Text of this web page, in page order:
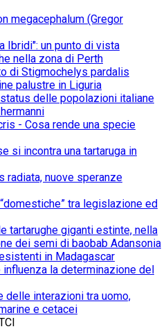
megacephalum (Gregor
Ibridi": un punto di vista
nella zona di Perth
di Stigmochelys pardalis
palustre in Liguria
delle popolazioni italiane
- Cosa rende una specie
si incontra una tartaruga in
radiata, nuove speranze
tra legislazione ed
tartarughe giganti estinte, nella
dei semi di baobab Adansonia
in Madagascar
influenza la determinazione del
delle interazioni tra uomo,
e cetacei